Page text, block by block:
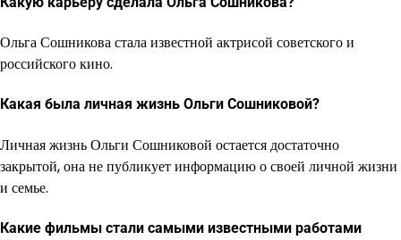
Ольга Сошникова стала известной актрисой советского и
российского кино.
Какая была личная жизнь Ольги Сошниковой?
Личная жизнь Ольги Сошниковой остается достаточно
закрытой, она не публикует информацию о своей личной жизни
и семье.
Какие фильмы стали самыми известными работами